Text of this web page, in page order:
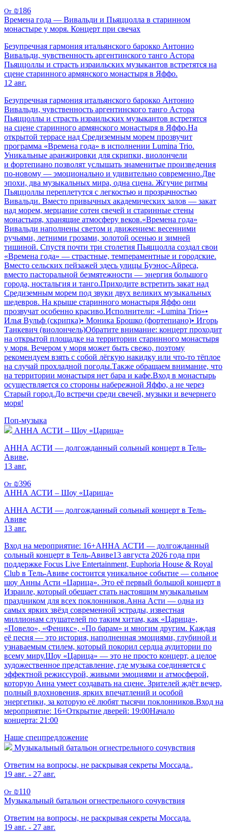
От ₪186
Времена года — Вивальди и Пьяццолла в старинном
монастыре у моря. Концерт при свечах
Безупречная гармония итальянского барокко Антонио
Вивальди, чувственность аргентинского танго Астора
Пьяццоллы и страсть израильских музыкантов встретятся на
сцене старинного армянского монастыря в Яффо.
12 авг.
Безупречная гармония итальянского барокко Антонио
Вивальди, чувственность аргентинского танго Астора
Пьяццоллы и страсть израильских музыкантов встретятся
на сцене старинного армянского монастыря в Яффо.На
открытой террасе над Средиземным морем прозвучит
программа «Времена года» в исполнении Lumina Trio.
Уникальные аранжировки для скрипки, виолончели
и фортепиано позволят услышать знаменитые произведения
по-новому — эмоционально и удивительно современно.Две
эпохи, два музыкальных мира, одна сцена. Жгучие ритмы
Пьяццоллы переплетутся с легкостью и прозрачностью
Вивальди. Вместо привычных академических залов — закат
над морем, мерцание сотен свечей и старинные стены
монастыря, хранящие атмосферу веков.«Времена года»
Вивальди наполнены светом и движением: весенними
ручьями, летними грозами, золотой осенью и зимней
тишиной. Спустя почти три столетия Пьяццолла создал свои
«Времена года» — страстные, темпераментные и городские.
Вместо сельских пейзажей здесь улицы Буэнос-Айреса,
вместо пасторальной безмятежности — энергия большого
города, ностальгия и танго.Приходите встретить закат над
Средиземным морем под звуки двух великих музыкальных
шедевров. На крыше старинного монастыря Яффо они
прозвучат особенно красиво.Исполнители: «Lumina Trio»•
Илья Вульф (скрипка)• Моника Брошко (фортепиано)• Игорь
Танкевич (виолончель)Обратите внимание: концерт проходит
на открытой площадке на территории старинного монастыря
у моря. Вечером у моря может быть свежо, поэтому
рекомендуем взять с собой лёгкую накидку или что-то тёплое
на случай прохладной погоды.Также обращаем внимание, что
на территории монастыря нет бара и кафе.Вход в монастырь
осуществляется со стороны набережной Яффо, а не через
Старый город.До встречи среди свечей, музыки и вечернего
моря!
Поп-музыка
АННА АСТИ – Шоу «Царица»
АННА АСТИ — долгожданный сольный концерт в Тель-
Авиве,
13 авг.
От ₪396
АННА АСТИ – Шоу «Царица»
АННА АСТИ — долгожданный сольный концерт в Тель-
Авиве
13 авг.
Вход на мероприятие: 16+АННА АСТИ — долгожданный
сольный концерт в Тель-Авиве13 августа 2026 года при
поддержке Focus Live Entertainment, Euphoria House & Royal
Club в Тель-Авиве состоится уникальное событие — сольное
шоу Анны Асти «Царица». Это её первый большой концерт в
Израиле, который обещает стать настоящим музыкальным
праздником для всех поклонников.Анна Асти — одна из
самых ярких звёзд современной эстрады, известная
миллионам слушателей по таким хитам, как «Царица»,
«Повело», «Феникс», «По барам» и многим другим. Каждая
её песня — это история, наполненная эмоциями, глубиной и
узнаваемым стилем, который покорил сердца аудитории по
всему миру.Шоу «Царица» — это не просто концерт, а целое
художественное представление, где музыка соединяется с
эффектной режиссурой, живыми эмоциями и атмосферой,
которую Анна умеет создавать на сцене. Зрителей ждёт вечер,
полный вдохновения, ярких впечатлений и особой
энергетики, за которую её любят тысячи поклонников.Вход на
мероприятие: 16+Открытие дверей: 19:00Начало
концерта: 21:00
Наше спецпредложение
Музыкальный батальон огнестрельного сочувствия
Ответим на вопросы, не раскрывая секреты Моссада.,
19 авг. - 27 авг.
От ₪110
Музыкальный батальон огнестрельного сочувствия
Ответим на вопросы, не раскрывая секреты Моссада.
19 авг. - 27 авг.